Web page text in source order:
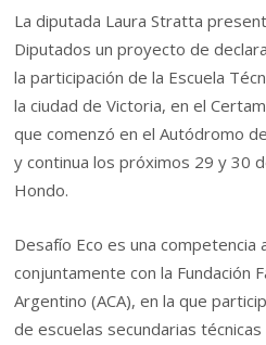
La diputada Laura Stratta
Diputados un proyecto de
la participación de la Escuela
la ciudad de Victoria, en el
que comenzó en el Autódromo
y continua los próximos 29 y 30
Hondo.
Desafío Eco es una competencia
conjuntamente con la Fundación
Argentino (ACA), en la que
de escuelas secundarias